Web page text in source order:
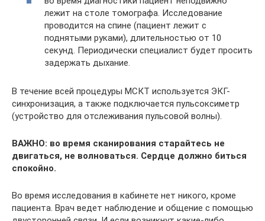
лежит на столе томографа. Исследование
проводится на спине (пациент лежит с
поднятыми руками), длительностью от 10
секунд. Периодически специалист будет просить
задержать дыхание.
В течение всей процедуры МСКТ используется ЭКГ-
синхронизация, а также подключается пульсоксиметр
(устройство для отслеживания пульсовой волны).
ВАЖНО: во время сканирования старайтесь не
двигаться, не волноваться. Сердце должно биться
спокойно.
Во время исследования в кабинете нет никого, кроме
пациента. Врач ведет наблюдение и общение с помощью